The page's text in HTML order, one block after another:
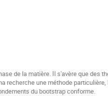
de la matière. Il s'avère que des
une méthode
du bootstrap conforme.